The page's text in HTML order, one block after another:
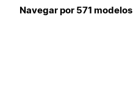
Navegar por 571 modelos